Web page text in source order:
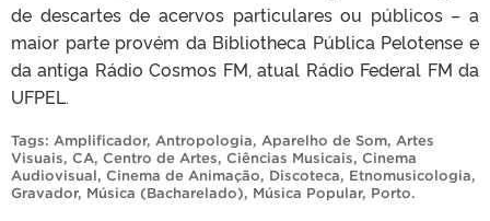
de descartes de acervos particulares ou públicos – a
maior parte provém da Bibliotheca Pública Pelotense e
da antiga Rádio Cosmos FM, atual Rádio Federal FM da
UFPEL.
Tags: Amplificador, Antropologia, Aparelho de Som, Artes
Visuais, CA, Centro de Artes, Ciências Musicais, Cinema
Audiovisual, Cinema de Animação, Discoteca, Etnomusicologia,
Gravador, Música (Bacharelado), Música Popular, Porto.